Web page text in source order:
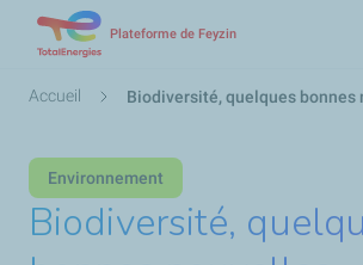
contenu
Plateforme de Feyzin
Fil
Accueil Biodiversité, quelques bonnes
Environnement
Biodiversité,